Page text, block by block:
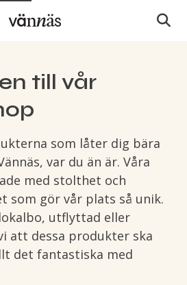
till vår
som låter dig bära
var du än är. Våra
med stolthet och
som gör vår plats så unik.
utflyttad eller
att dessa produkter ska
det fantastiska med